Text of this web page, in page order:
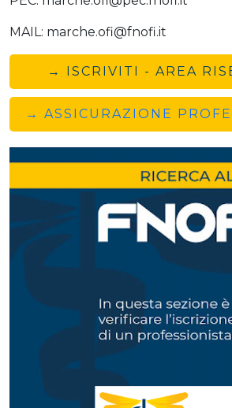
MAIL: marche.ofi@fnofi.it
→ ISCRIVITI - AREA
→ ASSICURAZIONE